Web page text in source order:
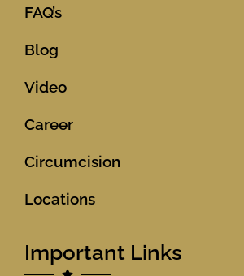
FAQ’s
Blog
Video
Career
Circumcision
Locations
Important Links